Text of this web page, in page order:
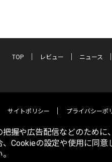
TOP レビュー ニュース
サイトポリシー プライバシーポ
握や広告配信などのため
Cookieの設定や使用に同